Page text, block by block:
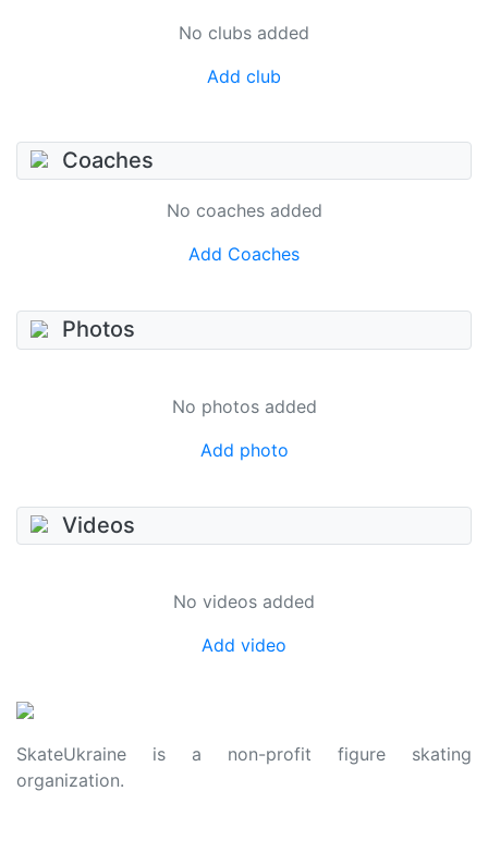
No clubs added
Add club
Coaches
No coaches added
Add Coaches
Photos
No photos added
Add photo
Videos
No videos added
Add video
SkateUkraine is a non-profit figure skating
organization.